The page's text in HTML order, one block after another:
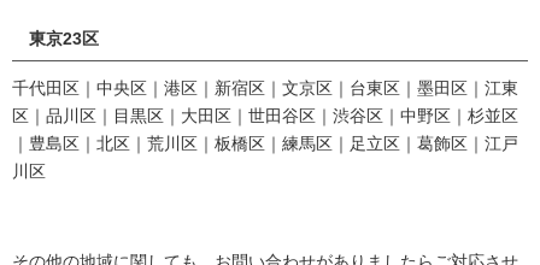
東京23区
千代田区｜中央区｜港区｜新宿区｜文京区｜台東区｜墨田区｜江東
区｜品川区｜目黒区｜大田区｜世田谷区｜渋谷区｜中野区｜杉並区
｜豊島区｜北区｜荒川区｜板橋区｜練馬区｜足立区｜葛飾区｜江戸
川区